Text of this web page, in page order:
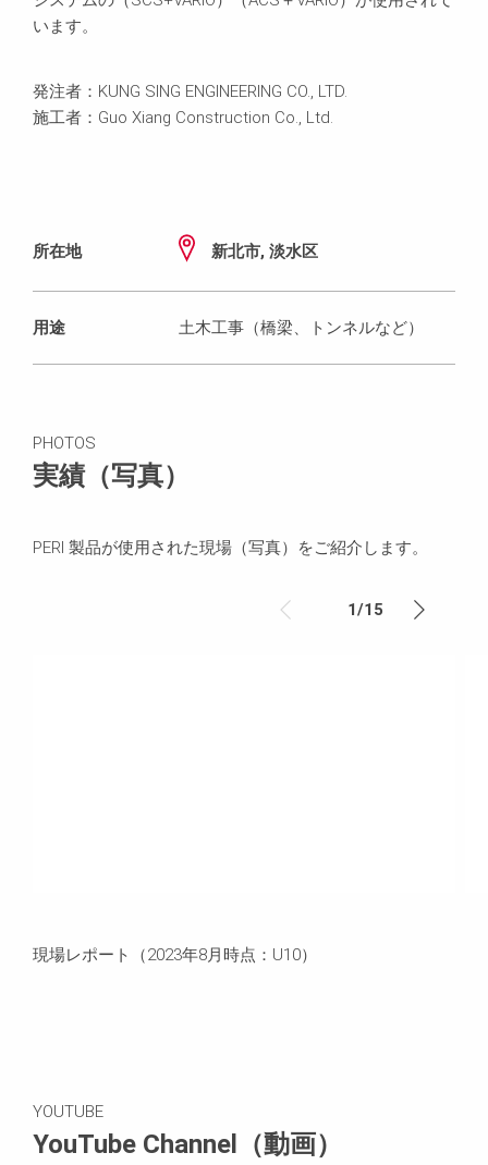
います。
発注者：KUNG SING ENGINEERING CO., LTD.
施工者：Guo Xiang Construction Co., Ltd.
所在地 新北市, 淡水区
用途 土木工事（橋梁、トンネルなど）
PHOTOS
実績（写真）
PERI 製品が使用された現場（写真）をご紹介します。
1/15
現場レポート（2023年8月時点：U10）
YOUTUBE
YouTube Channel（動画）